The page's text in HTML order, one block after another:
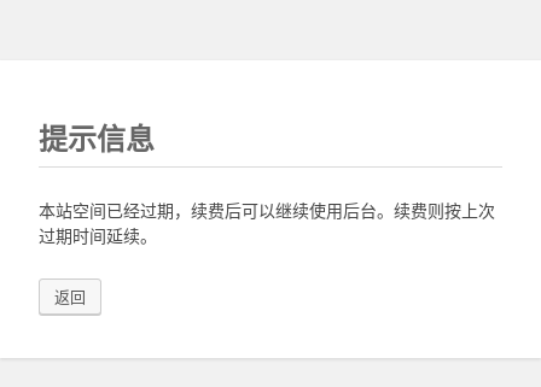
提示信息
本站空间已经过期，续费后可以继续使用后台。续费则按上次
过期时间延续。
返回